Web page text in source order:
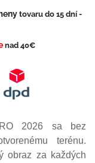
tovaru do 15 dní -
nad 40€
2026 sa bez
terénu.
obraz za každých